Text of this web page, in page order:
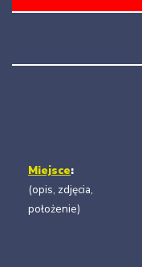
Miejsce:
(opis, zdjęcia,
położenie)